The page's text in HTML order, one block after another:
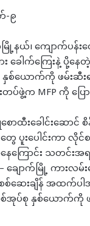
-၉
ြို့နယ်၊ ကျောက်ပန်း
ခေါက်ကြေးနဲ့ ပို့
စ်ယောက်ကို ဖမ်းဆီး
ဖွဲ့က MFP ကို ပြေ
ာထီးခေါင်းဆောင်
းပေါင်းကာ လိုင်
ေကြောင်း သတင်
ချောက်မြို့ ကားလမ်
ဆေးချိန် အထက်ပ
အုပ်စု နှစ်ယောက်ကို